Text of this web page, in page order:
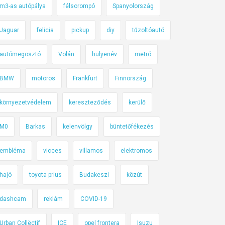
m3-as autópálya félsorompó Spanyolország
Jaguar felicia pickup diy tűzoltóautó
autómegosztó Volán hülyenév metró
BMW motoros Frankfurt Finnország
környezetvédelem kereszteződés kerülő
M0 Barkas kelenvölgy büntetőfékezés
embléma vicces villamos elektromos
hajó toyota prius Budakeszi közút
dashcam reklám COVID-19
Urban Collëctif ICE opel frontera Isuzu